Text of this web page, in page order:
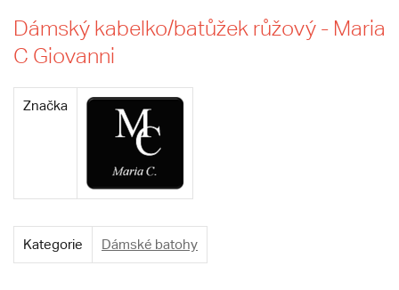
Dámský kabelko/batůžek růžový - Maria
C Giovanni
Značka
Kategorie Dámské batohy